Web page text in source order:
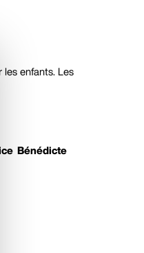
enfants. Les
Bénédicte